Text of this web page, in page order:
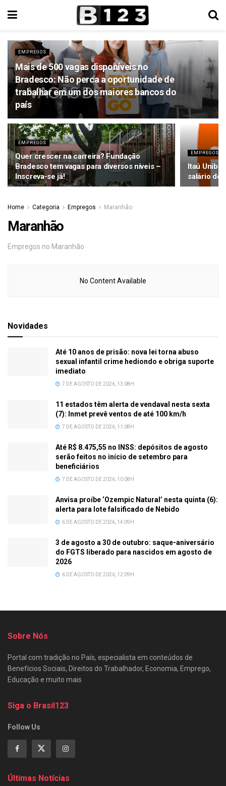
EMPREGOS
Mais de 500 vagas disponíveis no
Bradesco: Não perca a oportunidade de
trabalhar em um dos maiores bancos do
país
EMPREGOS
Quer crescer na carreira? Fundação
Bradesco tem vagas para diversos níveis –
Inscreva-se já!
EMPREGOS
Itaú
salário de
Home Categoria Empregos Maranhão
Maranhão
Empregos no Maranhão
No Content Available
Novidades
Até 10 anos de prisão: nova lei torna abuso
sexual infantil crime hediondo e obriga suporte
imediato
7 DE AGOSTO DE 2026, 13:08H
11 estados têm alerta de vendaval nesta sexta
(7): Inmet prevê ventos de até 100 km/h
7 DE AGOSTO DE 2026, 11:08H
Até R$ 8.475,55 no INSS: depósitos de agosto
serão feitos no início de setembro para
beneficiários
7 DE AGOSTO DE 2026, 10:08H
Anvisa proíbe ‘Ozempic Natural’ nesta quinta (6):
alerta para lote falsificado de Nebido
6 DE AGOSTO DE 2026, 14:09H
3 de agosto a 30 de outubro: saque-aniversário
do FGTS liberado para nascidos em agosto de
2026
6 DE AGOSTO DE 2026, 12:09H
Sobre Nós
Portal com tradição no País, especialista em conteúdos de
Benefícios Sociais, Direitos do Trabalhador, Economia, Emprego,
Educação e muito mais
Siga o Brasil123
Follow Us
Últimas Notícias